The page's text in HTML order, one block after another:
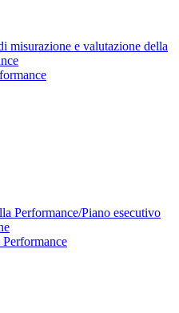
misurazione e valutazione della
Performance/Piano esecutivo